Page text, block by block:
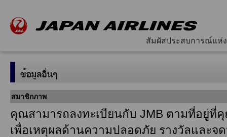
สัมผัสประสบการณ์แห่
สมาชิกภาพ
คุณสามารถลงทะเบียนกับ JMB ตามที่อยู่ที่
เพื่อเหตุผลด้านความปลอดภัย รางวัลและจ